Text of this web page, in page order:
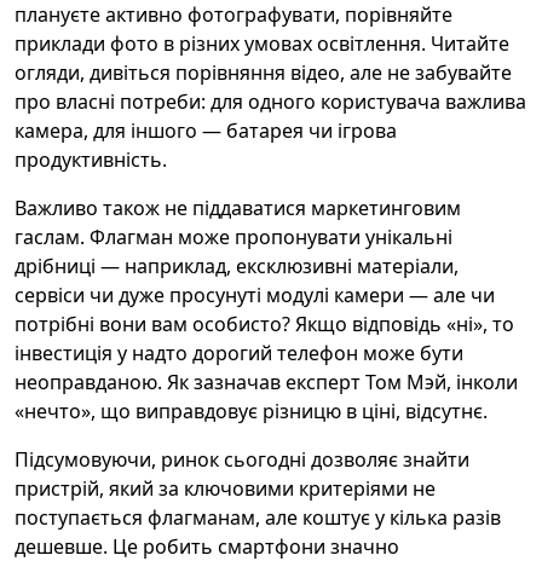
плануєте активно фотографувати, порівняйте
приклади фото в різних умовах освітлення. Читайте
огляди, дивіться порівняння відео, але не забувайте
про власні потреби: для одного користувача важлива
камера, для іншого — батарея чи ігрова
продуктивність.
Важливо також не піддаватися маркетинговим
гаслам. Флагман може пропонувати унікальні
дрібниці — наприклад, ексклюзивні матеріали,
сервіси чи дуже просунуті модулі камери — але чи
потрібні вони вам особисто? Якщо відповідь «ні», то
інвестиція у надто дорогий телефон може бути
неоправданою. Як зазначав експерт Том Мэй, інколи
«нечто», що виправдовує різницю в ціні, відсутнє.
Підсумовуючи, ринок сьогодні дозволяє знайти
пристрій, який за ключовими критеріями не
поступається флагманам, але коштує у кілька разів
дешевше. Це робить смартфони значно